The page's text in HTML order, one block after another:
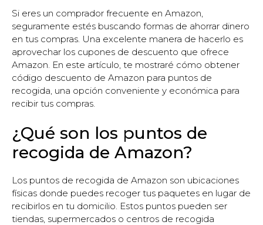
Si eres un comprador frecuente en Amazon,
seguramente estés buscando formas de ahorrar dinero
en tus compras. Una excelente manera de hacerlo es
aprovechar los cupones de descuento que ofrece
Amazon. En este artículo, te mostraré cómo obtener
código descuento de Amazon para puntos de
recogida, una opción conveniente y económica para
recibir tus compras.
¿Qué son los puntos de
recogida de Amazon?
Los puntos de recogida de Amazon son ubicaciones
físicas donde puedes recoger tus paquetes en lugar de
recibirlos en tu domicilio. Estos puntos pueden ser
tiendas, supermercados o centros de recogida